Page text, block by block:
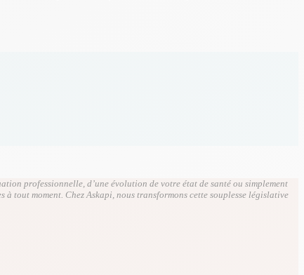
professionnelle, d’une évolution de votre état de santé ou simplement
tout moment. Chez Askapi, nous transformons cette souplesse législative